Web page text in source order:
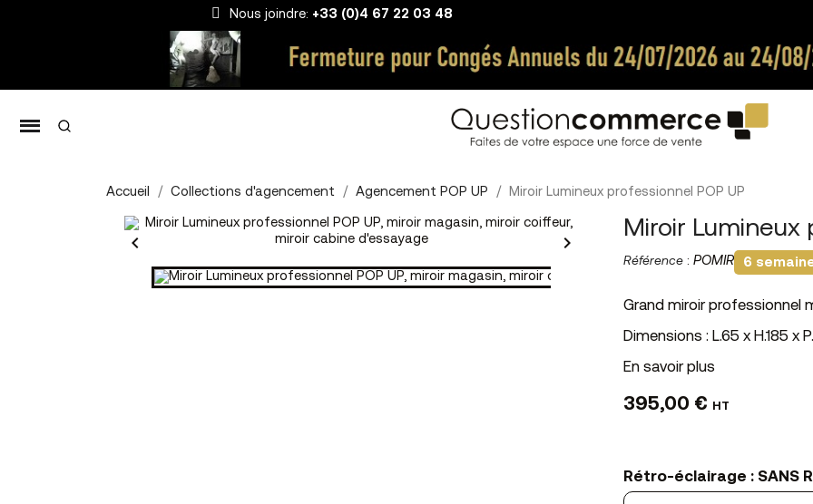
Nous joindre: +33 (0)4 67 22 03 48
Accueil Collections d'agencement Agencement POP UP Miroir Lumineux professionnel POP UP
 
Miroir Lumineux
Référence : POMIR 6
Grand miroir professionnel
Dimensions : L.65 x H.185 x
En savoir plus
395,00 € HT
Rétro-éclairage : SANS